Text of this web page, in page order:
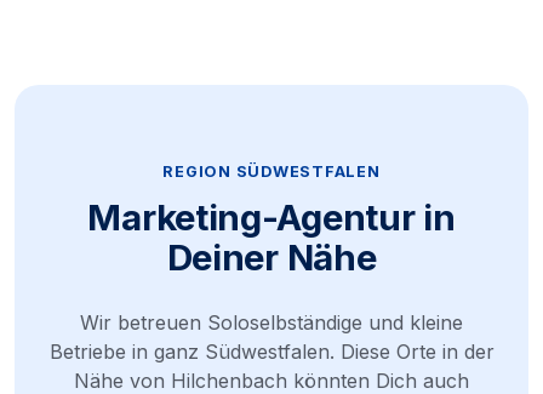
REGION SÜDWESTFALEN
Marketing-Agentur in
Deiner Nähe
Wir betreuen Soloselbständige und kleine
Betriebe in ganz Südwestfalen. Diese Orte in der
Nähe von Hilchenbach könnten Dich auch